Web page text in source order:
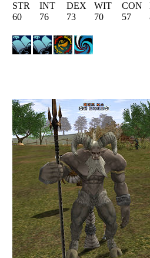
STR
INT DEX WIT CON
60
76 73 70 57